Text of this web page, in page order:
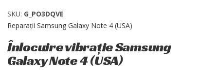
SKU: G_PO3DQVE
Reparații Samsung Galaxy Note 4 (USA)
Înlocuire vibrație Samsung
Galaxy Note 4 (USA)